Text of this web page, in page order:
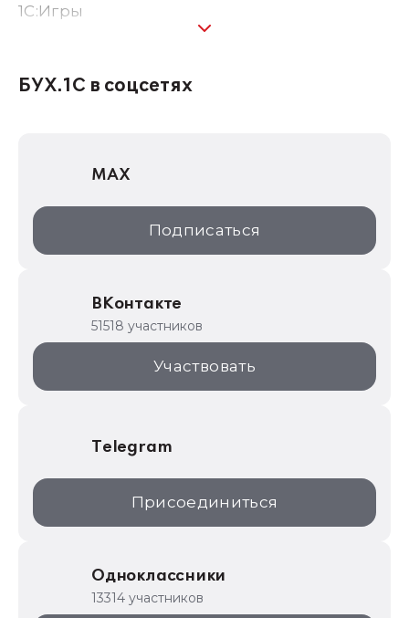
1C:Игры
1С:Консалтинг
1С:Дистрибьюция
1С:Образование
ИТС.1C.ru
1С:Торговая площадка
БУХ.1С в соцсетях
MAX
Подписаться
ВКонтакте
51518 участников
Участвовать
Telegram
Присоединиться
Одноклассники
13314 участников